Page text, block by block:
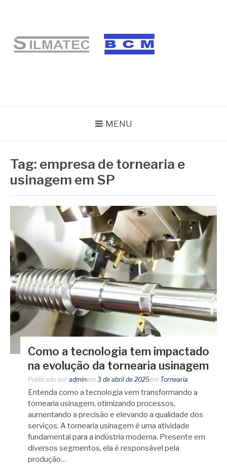
conteúdo
MENU
Tag: empresa de tornearia e
usinagem em SP
Como a tecnologia tem impactado
na evolução da tornearia usinagem
Publicado por adminem 3 de abril de 2025em Tornearia
Entenda como a tecnologia vem transformando a
tornearia usinagem, otimizando processos,
aumentando a precisão e elevando a qualidade dos
serviços. A tornearia usinagem é uma atividade
fundamental para a indústria moderna. Presente em
diversos segmentos, ela é responsável pela
produção…